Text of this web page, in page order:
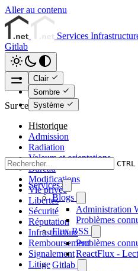
Aller au contenu
Services
Gitlab
Clair
Sombre
Système
Services
Blogs
Administration
Problèmes
Flux RSS
Problèmes
ReactFlux -
Gitlab
Sur cette page
Historique
Admission
Radiation
Valeurs et orientations
Bureau
Modifications
Vie privée
Libertés
Sécurité
Réputation
Infrastructure
Remboursement
Signalement
Litige